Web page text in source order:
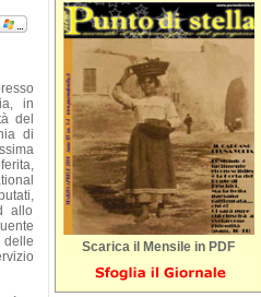
in
del
di
allo
delle
Scarica il Mensile in PDF